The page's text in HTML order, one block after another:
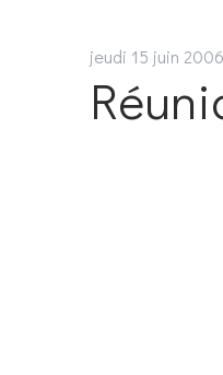
jeudi 15 juin 2006